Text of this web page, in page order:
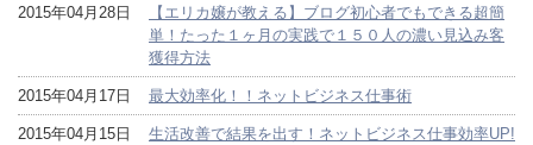
2015年04月28日
【エリカ嬢が教える】ブログ初心者でもできる超簡
単！たった１ヶ月の実践で１５０人の濃い見込み客
獲得方法
2015年04月17日 最大効率化！！ネットビジネス仕事術
2015年04月15日
生活改善で結果を出す！ネットビジネス仕事効率UP!